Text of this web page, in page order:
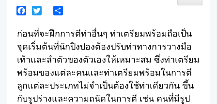
ก่อนที่จะฝึกการตีท่าอื่นๆ ท่าเตรียมพร้อมถือเป็น
จุดเริ่มต้นที่นักปิงปองต้องปรับท่าทางการวางมือ
เท้าและลำตัวของตัวเองให้เหมาะสม ซึ่งท่าเตรียม
พร้อมของแต่ละคนและท่าเตรียมพร้อมในการตี
ลูกแต่ละประเภทไม่จำเป็นต้องใช้ท่าเดียวกัน ขึ้น
กับรูปร่างและความถนัดในการตี เช่น คนที่มีรูป